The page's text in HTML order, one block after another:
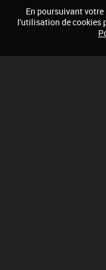
En poursuivant
l'utilisation de cookies